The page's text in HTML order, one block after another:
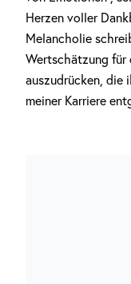
Herzen voller
Melancholie
Wertschätzung für
auszudrücken, die
meiner Karriere